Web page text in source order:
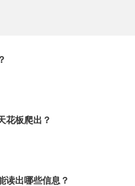
花板爬出？
读出哪些信息？